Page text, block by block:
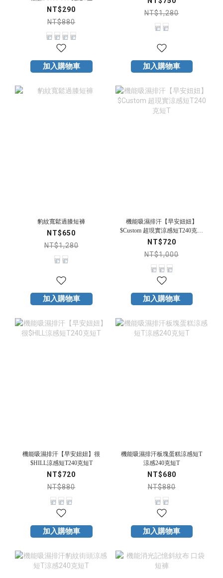
NT$290
NT$880
加入購物車
NT$1,280
加入購物車
豹紋寬鬆過膝短褲
NT$650
NT$1,280
加入購物車
機能吸濕排汗【早安妞妞】
$Custom 超現實涼感短T240克短
T
NT$720
NT$1,000
加入購物車
機能吸濕排汗【早安妞妞】很
$HILL涼感短T240克短T
NT$720
NT$880
加入購物車
機能吸濕排汗板塊蛋糕涼感短T
涼感240克短T
NT$680
NT$880
加入購物車